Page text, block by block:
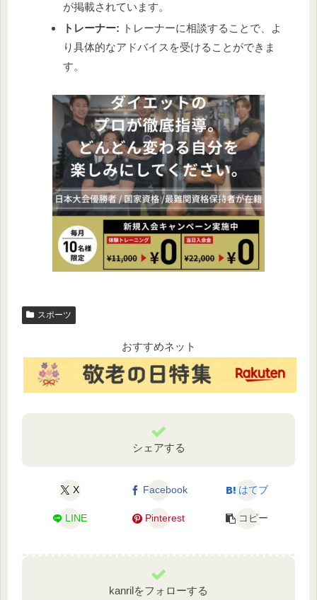
が掲載されています。
トレーナー: トレーナーに相談することで、よ
り具体的なアドバイスを受けることができま
す。
スポーツ
おすすめネット
シェアする
X Facebook はてブ
LINE Pinterest コピー
kanrilをフォローする